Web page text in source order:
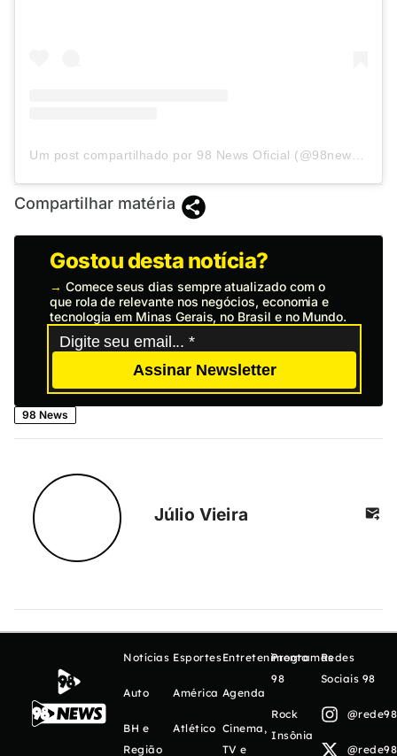
Compartilhar matéria
Gostou desta notícia?
→ Comece seus dias sempre atualizado com o
que rola de relevante nos negócios, economia e
tecnologia em Minas Gerais, no Brasil e no Mundo.
Assinar Newsletter
98 News
Júlio Vieira
Notícias
Auto
BH e
Região
Esportes
América
Atlético
Entretenimento
Agenda
Cinema,
TV e
Programas
98
Rock
Insônia
Redes
Sociais 98